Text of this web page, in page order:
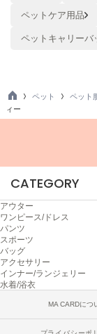
null.
オン
Onitsuka Tiger
ORR
オル
PATRICK
パトリック
Philly chocolate
ペットケア用品
ペットキャリーバ
TO
P
ペット ペット
ィー
CATEGORY
アウター
ワンピース/ドレス
パンツ
スポーツ
バッグ
アクセサリー
インナー/ランジェリー
水着/浴衣
MA CARDにつ